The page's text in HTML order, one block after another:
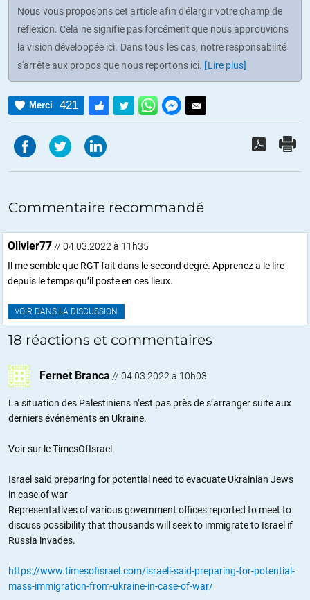
Nous vous proposons cet article afin d'élargir votre champ de
réflexion. Cela ne signifie pas forcément que nous approuvions
la vision développée ici. Dans tous les cas, notre responsabilité
s'arrête aux propos que nous reportons ici. [Lire plus]
Merci 421
Commentaire recommandé
Olivier77 // 04.03.2022 à 11h35
Il me semble que RGT fait dans le second degré. Apprenez a le lire
depuis le temps qu’il poste en ces lieux.
VOIR DANS LA DISCUSSION
18 réactions et commentaires
Fernet Branca // 04.03.2022 à 10h03
La situation des Palestiniens n’est pas près de s’arranger suite aux
derniers événements en Ukraine.
Voir sur le TimesOfIsrael
Israel said preparing for potential need to evacuate Ukrainian Jews
in case of war
Representatives of various government offices reported to meet to
discuss possibility that thousands will seek to immigrate to Israel if
Russia invades.
https://www.timesofisrael.com/israeli-said-preparing-for-potential-
mass-immigration-from-ukraine-in-case-of-war/